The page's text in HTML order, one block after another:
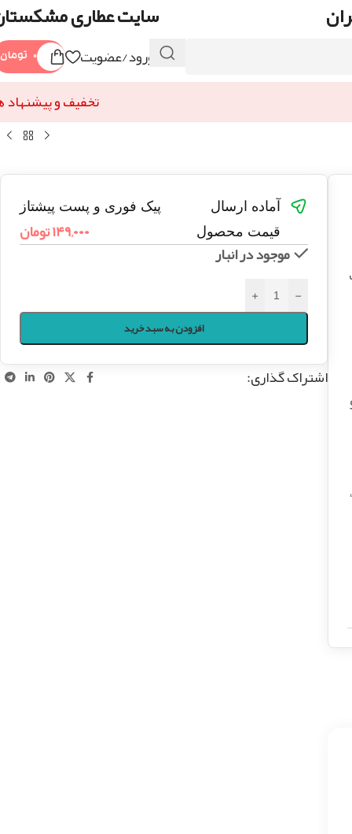
سایت عطاری
ورود/عضویت ۰ تومان
تخفیف و پیشنهاد
آماده ارسال
پیک فوری و پست پیشتاز
قیمت محصول
۱۴۹,۰۰۰تومان
موجود در انبار
-
+
افزودن به سبد خرید
اشتراک گذاری: